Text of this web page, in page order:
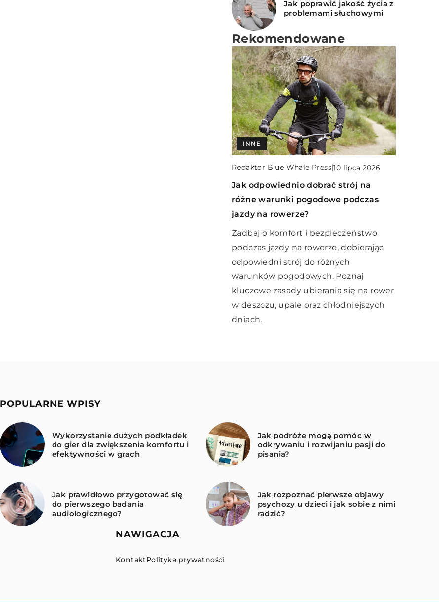
Jak poprawić jakość życia z
problemami słuchowymi
Rekomendowane
SPOKOJNA GŁOWA
Redaktor Blue Whale Press|10 lutego 2025
Jak rozpoznać pierwsze objawy
zmęczenia pracą i jak im
przeciwdziałać?
Odkryj skuteczne metody radzenia
sobie z wypaleniem zawodowym, ucz
się rozpoznawać pierwsze sygnały
zmęczenia oraz dowiedz się, jak
zapobiegać jego negatywnym
skutkom w codziennym życiu
zawodowym.
INNE
Redaktor Blue Whale Press|10 lipca 2026
Jak odpowiednio dobrać strój na
różne warunki pogodowe podczas
jazdy na rowerze?
Zadbaj o komfort i bezpieczeństwo
podczas jazdy na rowerze, dobierając
odpowiedni strój do różnych
warunków pogodowych. Poznaj
kluczowe zasady ubierania się na rower
w deszczu, upale oraz chłodniejszych
dniach.
INNE
Redaktor Blue Whale Press|14 lutego 2025
Najważniejsze cechy nowoczesnych
systemów monitoringu IP dla domów
i firm
Dowiedz się, jakie cechy powinny
posiadać nowoczesne systemy
monitoringu IP, aby zapewnić
bezpieczeństwo i kontrolę zarówno w
domach, jak i w firmach. Odkryj
kluczowe technologie i funkcje, które
wpływają na ich efektywność.
POPULARNE WPISY
Wykorzystanie dużych podkładek
do gier dla zwiększenia komfortu i
efektywności w grach
Jak podróże mogą pomóc w
odkrywaniu i rozwijaniu pasji do
pisania?
Jak prawidłowo przygotować się
do pierwszego badania
audiologicznego?
Jak rozpoznać pierwsze objawy
psychozy u dzieci i jak sobie z nimi
radzić?
NAWIGACJA
KontaktPolityka prywatności